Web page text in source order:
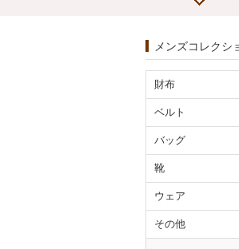
メンズコレクシ
財布
ベルト
バッグ
靴
ウェア
その他